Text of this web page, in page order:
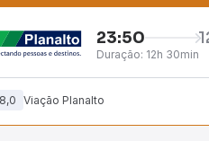
23:50
Duração: 12h 30min
8,0 Viação Planalto